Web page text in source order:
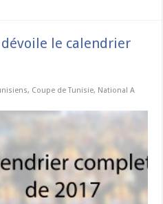
dévoile le calendrier
, Coupe de Tunisie, National A